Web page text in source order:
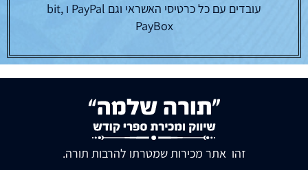
עובדים עם כל כרטיסי האשראי וגם PayPal ו bit,
PayBox
זהו אתר מכירות שמטרתו להרבות תורה.